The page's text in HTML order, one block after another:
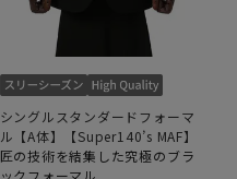
シングルスタンダードフォーマ
ル【A体】【Super140’s MAF】
匠の技術を結集した究極のブラ
ックフォーマル